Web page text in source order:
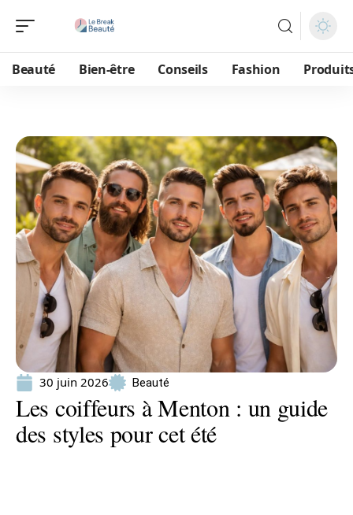
Beauté Bien-être Conseils Fashion
30 juin 2026 Beauté
Les coiffeurs à Menton : un guide
des styles pour cet été